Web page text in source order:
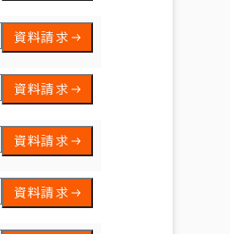
資料請求
資料請求
資料請求
資料請求